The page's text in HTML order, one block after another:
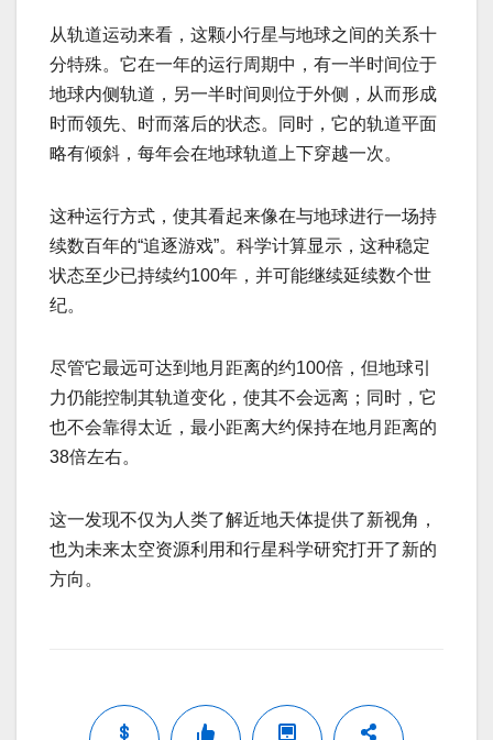
从轨道运动来看，这颗小行星与地球之间的关系十
分特殊。它在一年的运行周期中，有一半时间位于
地球内侧轨道，另一半时间则位于外侧，从而形成
时而领先、时而落后的状态。同时，它的轨道平面
略有倾斜，每年会在地球轨道上下穿越一次。
这种运行方式，使其看起来像在与地球进行一场持
续数百年的“追逐游戏”。科学计算显示，这种稳定
状态至少已持续约100年，并可能继续延续数个世
纪。
尽管它最远可达到地月距离的约100倍，但地球引
力仍能控制其轨道变化，使其不会远离；同时，它
也不会靠得太近，最小距离大约保持在地月距离的
38倍左右。
这一发现不仅为人类了解近地天体提供了新视角，
也为未来太空资源利用和行星科学研究打开了新的
方向。